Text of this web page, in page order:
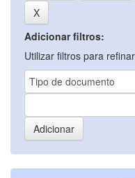
Adicionar filtros:
Utilizar filtros para